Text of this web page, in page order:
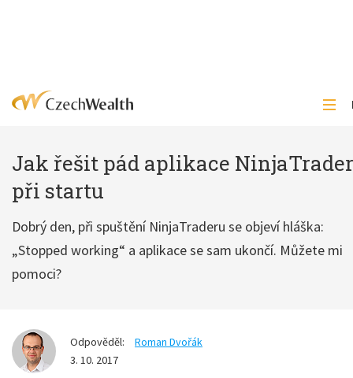
Jak řešit pád aplikace NinjaTrader
při startu
Dobrý den, při spuštění NinjaTraderu se objeví hláška:
„Stopped working“ a aplikace se sam ukončí. Můžete mi
pomoci?
Odpověděl:
Roman Dvořák
3. 10. 2017